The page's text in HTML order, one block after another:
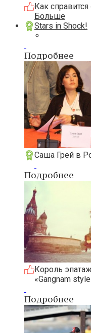
Как
Больше
Stars in Shock!
Подробнее
Саша Грей в
Подробнее
Король
«Gangnam
Подробнее